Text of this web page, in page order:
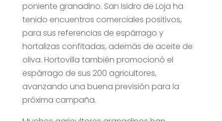
poniente granadino. San Isidro de Loja ha
tenido encuentros comerciales positivos,
para sus referencias de espárrago y
hortalizas confitadas, además de aceite de
oliva. Hortovilla también promocionó el
espárrago de sus 200 agricultores,
avanzando una buena previsión para la
próxima campaña.